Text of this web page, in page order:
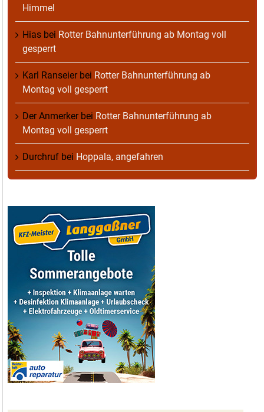
Himmel
Hias bei Rotter Bahnunterführung ab Montag voll
gesperrt
Karl Ranseierbei Rotter Bahnunterführung ab
Montag voll gesperrt
Der Anmerkerbei Rotter Bahnunterführung ab
Montag voll gesperrt
Durchruf bei Hoppala, angefahren